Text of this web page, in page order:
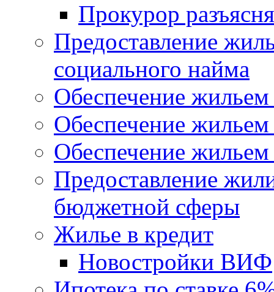
Прокурор
Предоставление
социального найма
Обеспечение
Обеспечение
Обеспечение жильем
Предоставление
бюджетной сферы
Жилье в кредит
Новостройки ВИФ